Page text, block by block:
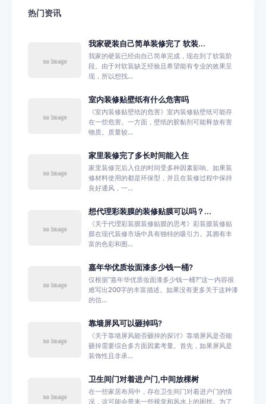
热门资讯
我家硬装自己简单装修完了 软装...
我家的硬装已经由自己简单完成，现在到了软装阶
段。由于对软装缺乏经验且希望能有专业的效果呈
现，所以想找...
室内装修贴壁纸有什么危害吗
《室内装修贴壁纸的危害》室内装修贴壁纸可能存
在一些危害。一方面，壁纸的胶黏剂可能释放有害
物质。质量较...
家里装修完了多长时间能入住
家里装修完后入住的时间受多种因素影响。如果装
修材料使用的都是环保型，并且在装修过程中保持
良好通风，一...
想代理彩装膜的装修贴膜可以吗？...
《关于代理彩装膜装修贴膜的思考》彩装膜装修贴
膜在现代装修市场中具有独特的吸引力。其拥有丰
富的色彩和图...
嘉年华优质妆面漆多少钱一桶?
仅根据“嘉年华优质妆面漆多少钱一桶?”这一内容很
难写出200字的丰富描述。如果没有更多关于这种漆
的信...
靠墙屏风可以砸掉吗?
《关于靠墙屏风能否砸掉的探讨》靠墙屏风是否能
砸掉需要综合多方面因素考量。首先，如果屏风是
装饰性且非承...
卫生间门对着进户门,中间放棵树
在一些家居布局中，存在卫生间门对着进户门的情
况，这可能会带来一些视觉和风水上的困扰。为了